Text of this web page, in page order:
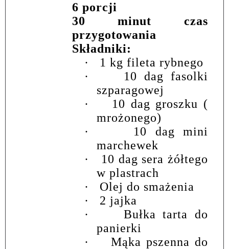
6 porcji
30 minut czas
przygotowania
Składniki:
·
1 kg fileta rybnego
·
10 dag fasolki
szparagowej
·
10 dag groszku (
mrożonego)
·
10 dag mini
marchewek
·
10 dag sera żółtego
w plastrach
·
Olej do smażenia
·
2 jajka
·
Bułka tarta do
panierki
·
Mąka pszenna do